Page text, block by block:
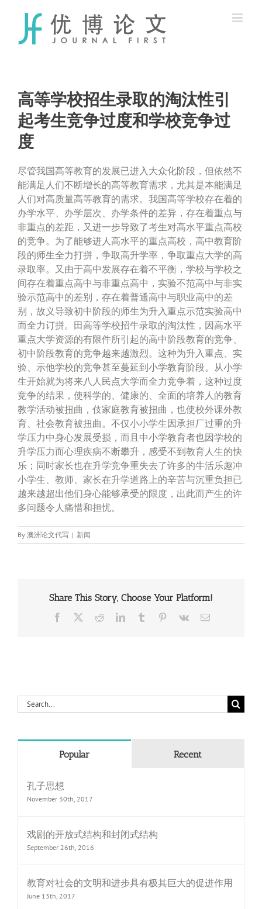
content
高等学校招生录取的淘汰性引
起考生竞争过度和学校竞争过
度
尽管我国高等教育的发展已进入大众化阶段，但依然不
能满足人们不断增长的高等教育需求，尤其是本能满足
人们对高质量高等教育的需求。我国高等学校存在着的
办学水平、办学层次、办学条件的差异，存在着重点与
非重点的差距，又进一步导致了考生对高水平重点高校
的竞争。为了能够进人高水平的重点高校，高中教育阶
段的师生全力打拼，争取高升学率，争取重点大学的高
录取率。又由于高中发展存在着不平衡，学校与学校之
间存在着重点高中与非重点高中，实验不范高中与非实
验示范高中的差别，存在着普通高中与职业高中的差
别，故义导致初中阶段的师生为升入重点示范实验高中
而全力订拼。田高等学校招牛录取的淘汰性，因高水平
重点大学资源的有限件所引起的高中阶段教育的竞争、
初中阶段教育的竞争越来越激烈。这种为升入重点、实
验、示他学校的竞争甚至蔓延到小学教育阶段。从小学
生开始就为将来八人民点大学而全力竞争着，这种过度
竞争的结果，使科学的、健康的、全面的培养人的教育
教学活动被扭曲，伎家庭教育被扭曲，也使校外课外教
育、社会教育被扭曲。不仅小小学生因承担厂过重的升
学压力中身心发展受损，而且中小学教育者也因学校的
升学压力而心理疾病不断攀升，感受不到教育人生的快
乐；同时家长也在升学竞争重失去了许多的牛活乐趣冲
小学生、教师、家长在升学道路上的辛苦与沉重负担已
越来越超出他们身心能够承受的限度，出此而产生的许
多问题令人痛惜和担忧。
By 澳洲论文代写 | 新闻
Share This Story, Choose Your Platform!
Facebook RedditLinkedInTumblr Pinterest
Vk Email
Search
for:
Popular Recent
孔子思想
November 30th, 2017
戏剧的开放式结构和封闭式结构
September 26th, 2016
教育对社会的文明和进步具有极其巨大的促进作用
June 13th, 2017